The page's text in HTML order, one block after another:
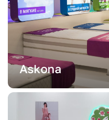
Askona